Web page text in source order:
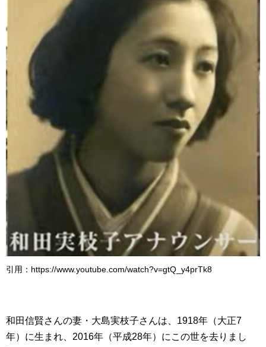
引用：https://www.youtube.com/watch?v=gtQ_y4prTk8
和田信賢さんの妻・大島実枝子さんは、1918年（大正7
年）に生まれ、2016年（平成28年）にこの世を去りまし